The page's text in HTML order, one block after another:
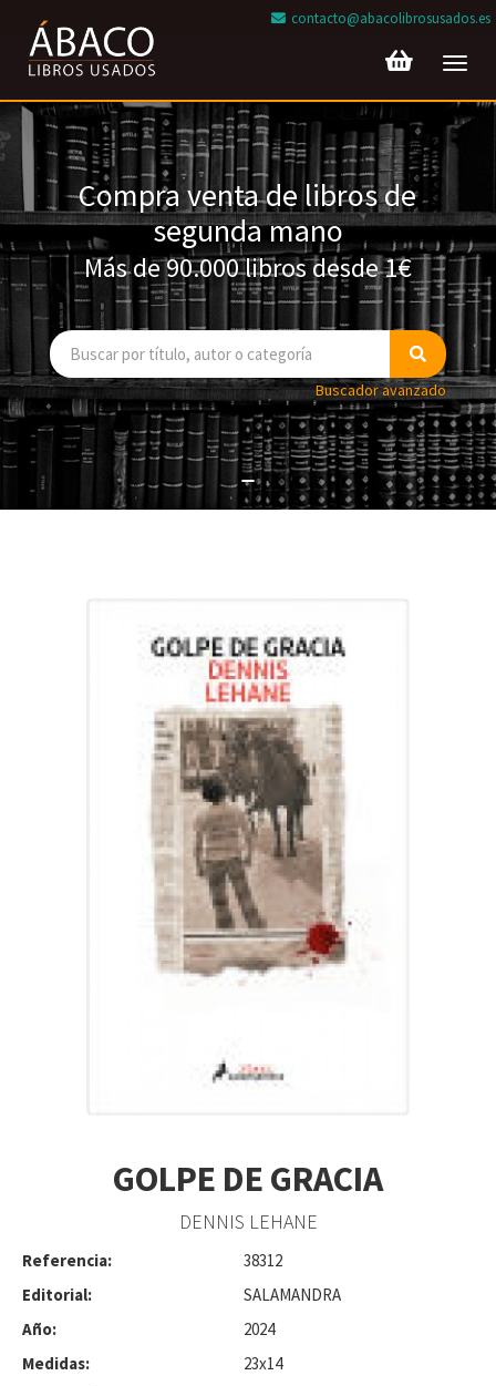
contacto@abacolibrosusados.es
Compra venta de libros de
segunda mano
Más de 90.000 libros desde 1€
Buscador avanzado
GOLPE DE GRACIA
DENNIS LEHANE
Referencia:
38312
Editorial:
SALAMANDRA
Año:
2024
Medidas:
23x14